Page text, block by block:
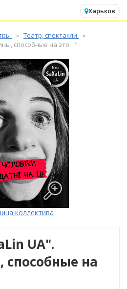
Харьков
Театр, спектакли
способные на это…"
коллектива
UA".
на